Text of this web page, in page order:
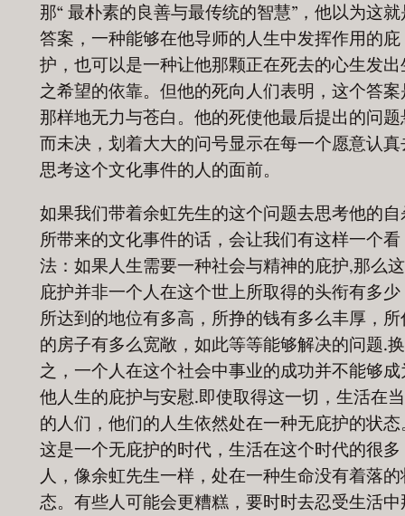
那“ 最朴素的良善与最传统的智慧”，他以为这就
答案，一种能够在他导师的人生中发挥作用的庇
护，也可以是一种让他那颗正在死去的心生发出
之希望的依靠。但他的死向人们表明，这个答案
那样地无力与苍白。他的死使他最后提出的问题
而未决，划着大大的问号显示在每一个愿意认真
思考这个文化事件的人的面前。
如果我们带着余虹先生的这个问题去思考他的自
所带来的文化事件的话，会让我们有这样一个看
法：如果人生需要一种社会与精神的庇护,那么
庇护并非一个人在这个世上所取得的头衔有多少
所达到的地位有多高，所挣的钱有多么丰厚，所
的房子有多么宽敞，如此等等能够解决的问题.
之，一个人在这个社会中事业的成功并不能够成
他人生的庇护与安慰.即使取得这一切，生活在
的人们，他们的人生依然处在一种无庇护的状态
这是一个无庇护的时代，生活在这个时代的很多
人，像余虹先生一样，处在一种生命没有着落的
态。有些人可能会更糟糕，要时时去忍受生活中